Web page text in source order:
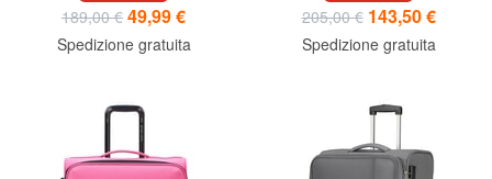
189,00 € 49,99 €
Spedizione gratuita
205,00 € 143,50 €
Spedizione gratuita